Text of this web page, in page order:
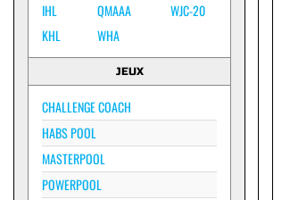
IHL
KHL
QMAAA
WHA
WJC-20
JEUX
CHALLENGE COACH
HABS POOL
MASTERPOOL
POWERPOOL